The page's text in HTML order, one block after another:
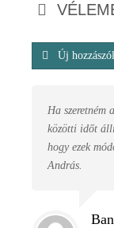
Új
Ha szeretném
közötti időt
hogy ezek
András.